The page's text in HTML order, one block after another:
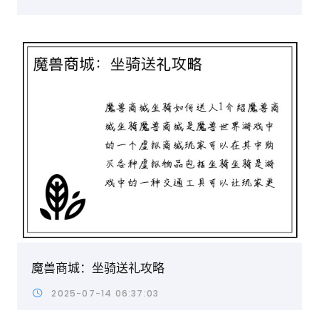
魔兽商城：坐骑送礼攻略
2025-07-14 06:37:03